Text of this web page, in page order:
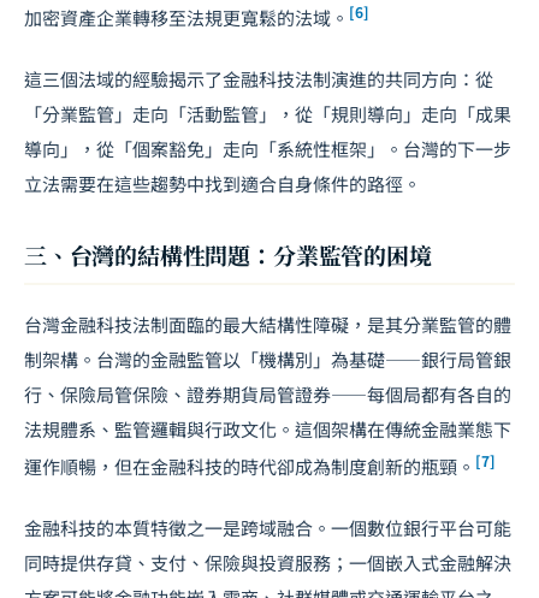
加密資產企業轉移至法規更寬鬆的法域。 [6]
這三個法域的經驗揭示了金融科技法制演進的共同方向：從
「分業監管」走向「活動監管」，從「規則導向」走向「成果
導向」，從「個案豁免」走向「系統性框架」。台灣的下一步
立法需要在這些趨勢中找到適合自身條件的路徑。
三、台灣的結構性問題：分業監管的困境
台灣金融科技法制面臨的最大結構性障礙，是其分業監管的體
制架構。台灣的金融監管以「機構別」為基礎——銀行局管銀
行、保險局管保險、證券期貨局管證券——每個局都有各自的
法規體系、監管邏輯與行政文化。這個架構在傳統金融業態下
運作順暢，但在金融科技的時代卻成為制度創新的瓶頸。 [7]
金融科技的本質特徵之一是跨域融合。一個數位銀行平台可能
同時提供存貸、支付、保險與投資服務；一個嵌入式金融解決